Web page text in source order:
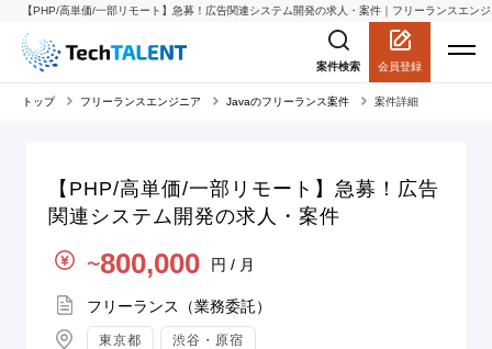
【PHP/高単価/一部リモート】急募！広告関連システム開発の求人・案件｜フリーランスエン
案件検索 会員登録
トップ フリーランスエンジニア Javaのフリーランス案件 案件詳細
【PHP/高単価/一部リモート】急募！広告
関連システム開発の求人・案件
単価
〜800,000 円 / 月
地域
東京都 渋谷・原宿
フリーランス（業務委託）